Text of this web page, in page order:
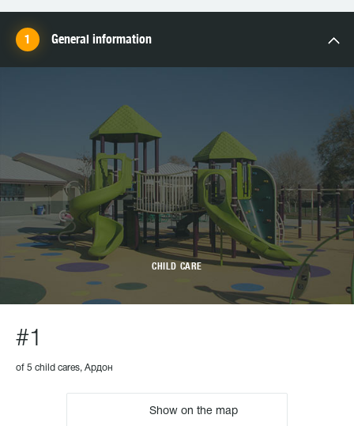
General information
CHILD CARE
#1
of 5 child cares, Ардон
Show on the map